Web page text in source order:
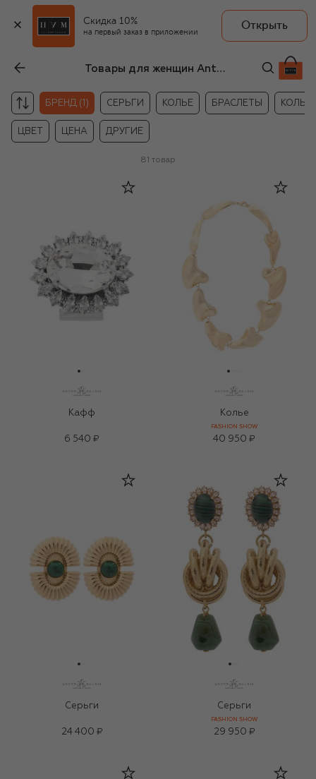
Скидка 10%
на первый заказ в приложении
Открыть
Товары для женщин Anton Heunis
БРЕНД (1) СЕРЬГИ КОЛЬЕ БРАСЛЕТЫ
ЦВЕТ ЦЕНА ДРУГИЕ
81 товар
Кафф
6 540 ₽
Колье
FASHION SHOW
40 950 ₽
Серьги
24 400 ₽
Серьги
FASHION SHOW
29 950 ₽